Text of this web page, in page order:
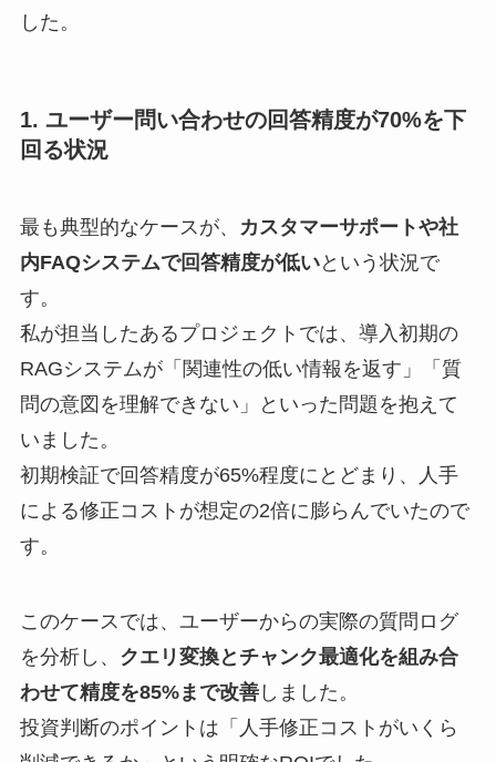
した。
1. ユーザー問い合わせの回答精度が70%を下
回る状況
最も典型的なケースが、
カスタマーサポートや社
内FAQシステムで回答精度が低いという状況で
す。
私が担当したあるプロジェクトでは、導入初期の
RAGシステムが「関連性の低い情報を返す」「質
問の意図を理解できない」といった問題を抱えて
いました。
初期検証で回答精度が65%程度にとどまり、人手
による修正コストが想定の2倍に膨らんでいたので
す。
このケースでは、ユーザーからの実際の質問ログ
を分析し、 クエリ変換とチャンク最適化を組み合
わせて精度を85%まで改善しました。
投資判断のポイントは「人手修正コストがいくら